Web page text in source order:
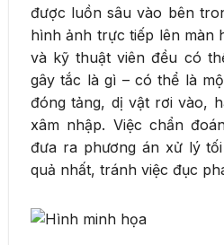
được luồn sâu vào bên
hình ảnh trực tiếp lên màn
và kỹ thuật viên đều có
gây tắc là gì – có thể là
đóng tảng, dị vật rơi vào,
xâm nhập. Việc chẩn
đưa ra phương án xử lý
quả nhất, tránh việc đục